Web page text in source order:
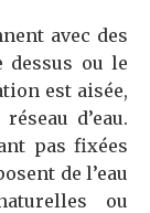
avec des
dessus ou le
est aisée,
d’eau.
pas fixées
de l’eau
ou